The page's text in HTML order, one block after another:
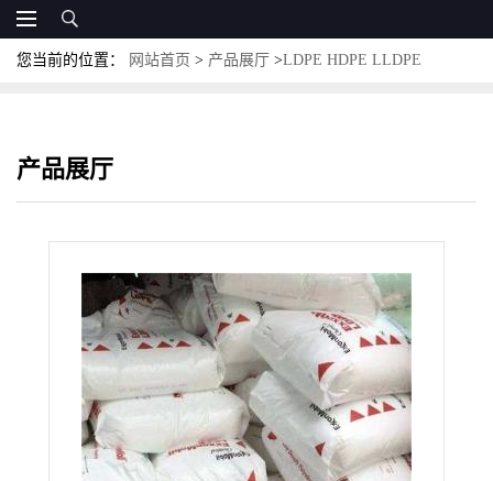
您当前的位置： 网站首页 > 产品展厅 >LDPE HDPE LLDPE
产品展厅